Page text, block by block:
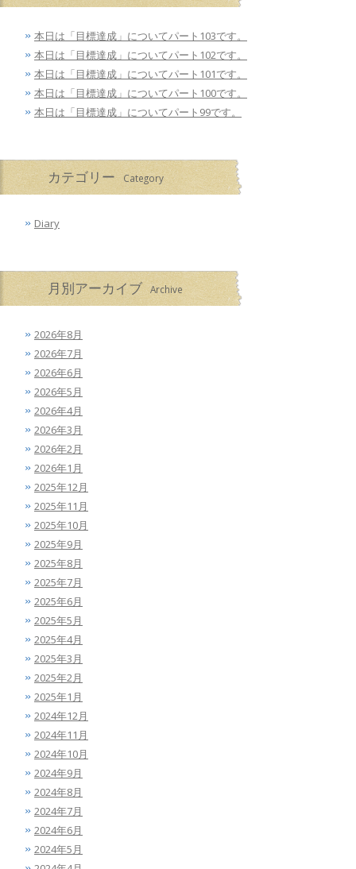
本日は「目標達成」についてパート103です。
本日は「目標達成」についてパート102です。
本日は「目標達成」についてパート101です。
本日は「目標達成」についてパート100です。
本日は「目標達成」についてパート99です。
カテゴリー Category
Diary
月別アーカイブ Archive
2026年8月
2026年7月
2026年6月
2026年5月
2026年4月
2026年3月
2026年2月
2026年1月
2025年12月
2025年11月
2025年10月
2025年9月
2025年8月
2025年7月
2025年6月
2025年5月
2025年4月
2025年3月
2025年2月
2025年1月
2024年12月
2024年11月
2024年10月
2024年9月
2024年8月
2024年7月
2024年6月
2024年5月